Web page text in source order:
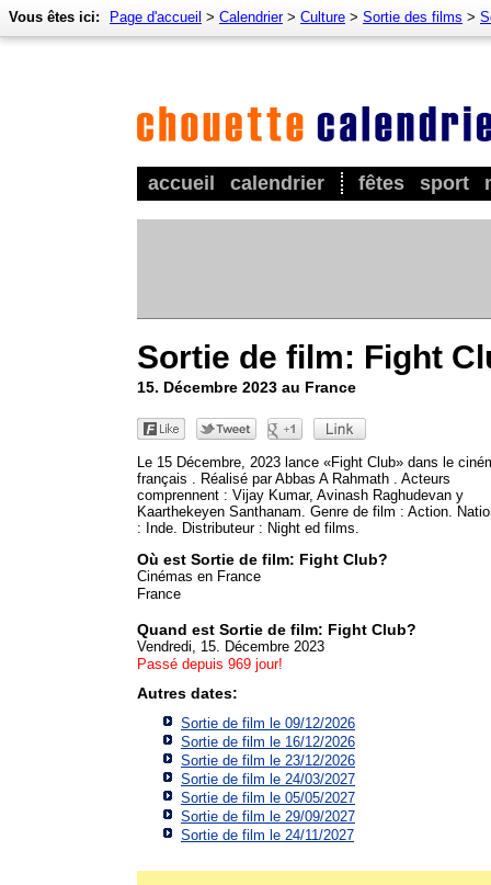
accueil calendrier fêtes sport
Vous êtes ici: Page d'accueil > Calendrier> Culture > Sortie des films >
Sortie de film: Fight
15. Décembre 2023 au France
Le 15 Décembre, 2023 lance «Fight Club» dans le
français . Réalisé par Abbas A Rahmath . Acteurs
comprennent : Vijay Kumar, Avinash Raghudevan y
Kaarthekeyen Santhanam. Genre de film : Action.
: Inde. Distributeur : Night ed films.
Où est Sortie de film: Fight Club?
Cinémas en France
France
Quand est Sortie de film: Fight Club?
Vendredi, 15. Décembre 2023
Passé depuis 969 jour!
Autres dates:
Sortie de film le 09/12/2026
Sortie de film le 16/12/2026
Sortie de film le 23/12/2026
Sortie de film le 24/03/2027
Sortie de film le 05/05/2027
Sortie de film le 29/09/2027
Sortie de film le 24/11/2027